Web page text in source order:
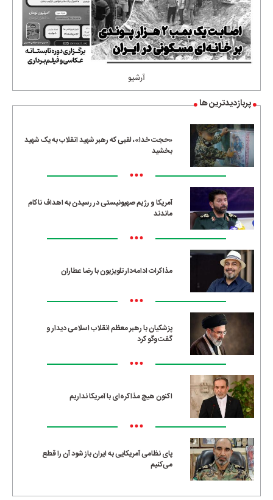
آرشیو
پربازدیدترین ها
«حجت خدا»، لقبی که رهبر شهید انقلاب به یک شهید
بخشید
•••
آمریکا و رژیم صهیونیستی در رسیدن به اهداف ناکام
ماندند
•••
مذاکرات ادامه‌دار تلویزیون با رضا عطاران
•••
پزشکیان با رهبر معظم انقلاب اسلامی دیدار و
گفت‌وگو کرد
•••
اکنون هیچ مذاکره‌ای با آمریکا نداریم
•••
پای نظامی آمریکایی به ایران باز شود آن را قطع
می‌کنیم